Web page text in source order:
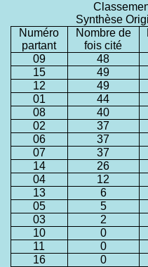
Synthèse
Numéro
partant
Nombre de
fois cité
09
48
15
49
12
49
01
44
08
40
02
37
06
37
07
37
14
26
04
12
13
6
05
5
03
2
10
0
11
0
16
0